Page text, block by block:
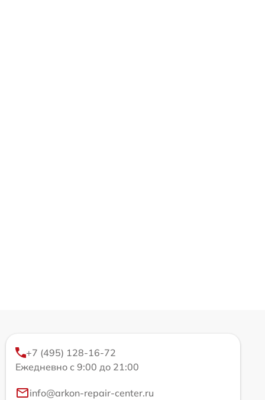
+7 (495) 128-16-72
Ежедневно с 9:00 до 21:00
info@arkon-repair-center.ru